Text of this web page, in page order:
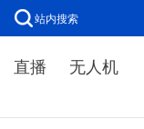
站内搜索
直播 无人机